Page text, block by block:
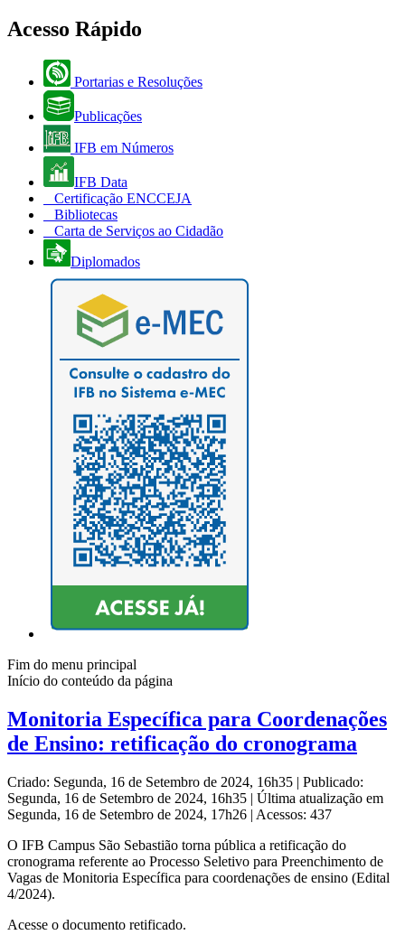
Acesso Rápido
Portarias e Resoluções
Publicações
IFB em Números
IFB Data
Certificação ENCCEJA
Bibliotecas
Carta de Serviços ao Cidadão
Diplomados
Fim do menu principal
Início do conteúdo da página
Monitoria Específica para Coordenações
de Ensino: retificação do cronograma
Criado: Segunda, 16 de Setembro de 2024, 16h35 | Publicado:
Segunda, 16 de Setembro de 2024, 16h35 | Última atualização em
Segunda, 16 de Setembro de 2024, 17h26 | Acessos: 437
O IFB Campus São Sebastião torna pública a retificação do
cronograma referente ao Processo Seletivo para Preenchimento de
Vagas de Monitoria Específica para coordenações de ensino (Edital
4/2024).
Acesse o documento retificado.